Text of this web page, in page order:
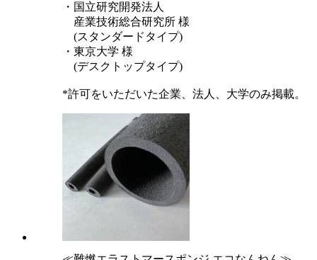
・国立研究開発法人
産業技術総合研究所 様
(スタンダードタイプ)
・東京大学 様
(デスクトップタイプ)
*許可をいただいた企業、法人、大学のみ掲載。